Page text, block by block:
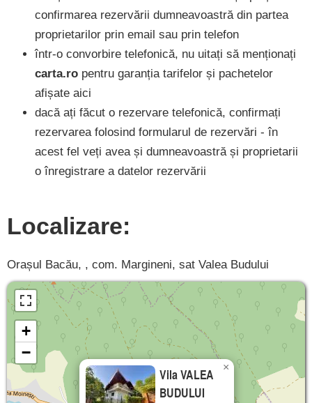
confirmarea rezervării dumneavoastră din partea
proprietarilor prin email sau prin telefon
într-o convorbire telefonică, nu uitați să menționați
carta.ro pentru garanția tarifelor și pachetelor
afișate aici
dacă ați făcut o rezervare telefonică, confirmați
rezervarea folosind formularul de rezervări - în
acest fel veți avea și dumneavoastră și proprietarii
o înregistrare a datelor rezervării
Localizare:
Orașul Bacău, , com. Margineni, sat Valea Budului
Vila VALEA
BUDULUI
×
+
−